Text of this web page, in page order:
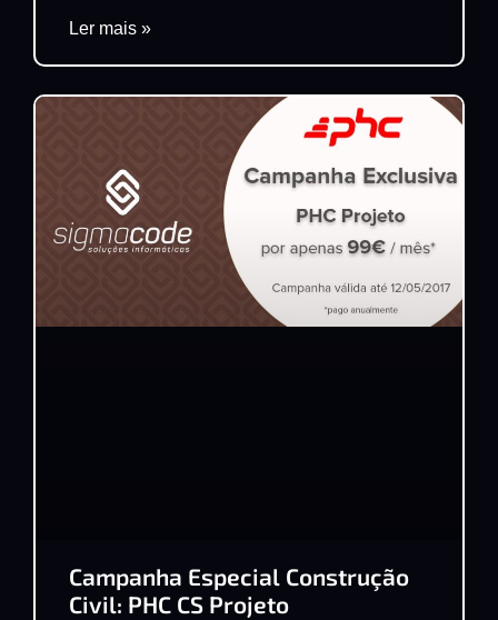
Ler mais »
Campanha Especial Construção
Civil: PHC CS Projeto